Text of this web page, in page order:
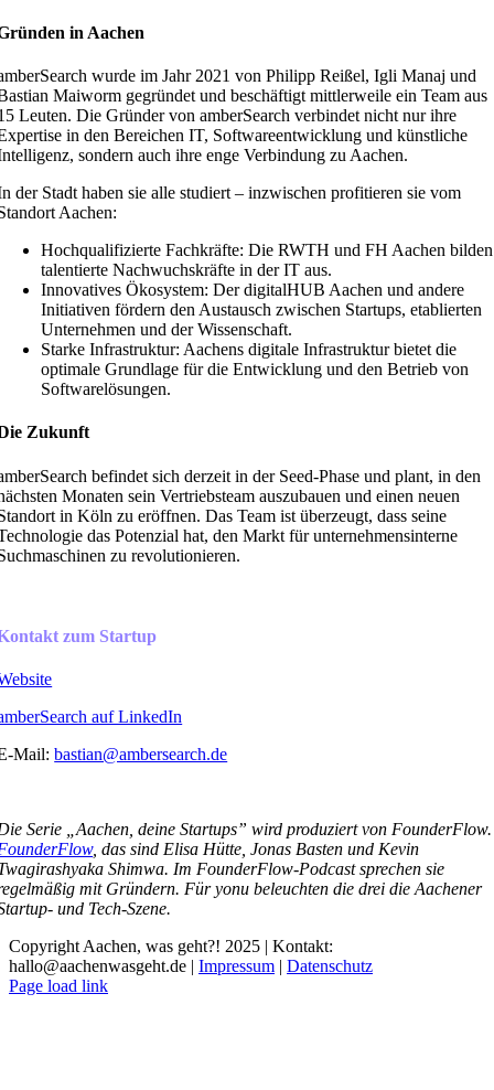
in Aachen
wurde im Jahr 2021 von Philipp Reißel, Igli Manaj und
Maiworm gegründet und beschäftigt mittlerweile ein Team aus
Leuten. Die Gründer von amberSearch verbindet nicht nur ihre
in den Bereichen IT, Softwareentwicklung und künstliche
sondern auch ihre enge Verbindung zu Aachen.
der Stadt haben sie alle studiert – inzwischen profitieren sie vom
Aachen:
Hochqualifizierte Fachkräfte: Die RWTH und FH Aachen bilden
talentierte Nachwuchskräfte in der IT aus.
Innovatives Ökosystem: Der digitalHUB Aachen und andere
Initiativen fördern den Austausch zwischen Startups, etablierten
Unternehmen und der Wissenschaft.
Starke Infrastruktur: Aachens digitale Infrastruktur bietet die
optimale Grundlage für die Entwicklung und den Betrieb von
Softwarelösungen.
Zukunft
befindet sich derzeit in der Seed-Phase und plant, in den
Monaten sein Vertriebsteam auszubauen und einen neuen
in Köln zu eröffnen. Das Team ist überzeugt, dass seine
das Potenzial hat, den Markt für unternehmensinterne
zu revolutionieren.
zum Startup
auf LinkedIn
Mail:bastian@ambersearch.de
Serie „Aachen, deine Startups” wird produziert von FounderFlow.
, das sind Elisa Hütte, Jonas Basten und Kevin
Shimwa. Im FounderFlow-Podcast sprechen sie
mit Gründern. Für yonu beleuchten die drei die Aachener
und Tech-Szene.
Copyright Aachen, was geht?! 2025 | Kontakt:
hallo@aachenwasgeht.de | Impressum | Datenschutz
Instagram
LinkedIn
Tiktok
YouTube
Page load link